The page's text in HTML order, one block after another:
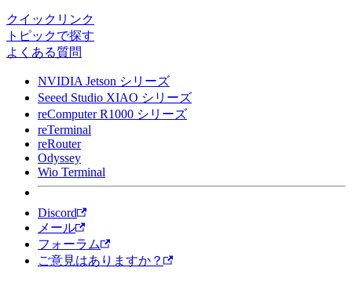
クイックリンク
トピックで探す
よくある質問
NVIDIA Jetson シリーズ
Seeed Studio XIAO シリーズ
reComputer R1000 シリーズ
reTerminal
reRouter
Odyssey
Wio Terminal
Discord
メール
フォーラム
ご意見はありますか？